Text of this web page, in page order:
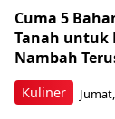
Kuliner
Cuma 5
Tanah untuk
Nambah